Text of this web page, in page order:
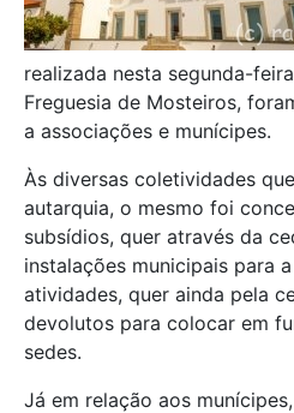
realizada nesta segunda-
Freguesia de Mosteiros,
a associações e munícipes.
Às diversas coletividades
autarquia, o mesmo foi
subsídios, quer através da
instalações municipais para
atividades, quer ainda pela
devolutos para colocar em
sedes.
Já em relação aos